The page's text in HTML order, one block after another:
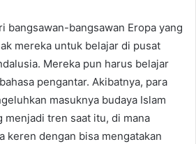
bangsawan-bangsawan Eropa yang
mereka untuk belajar di pusat
Mereka pun harus belajar
pengantar. Akibatnya, para
masuknya budaya Islam
menjadi tren saat itu, di mana
keren dengan bisa mengatakan